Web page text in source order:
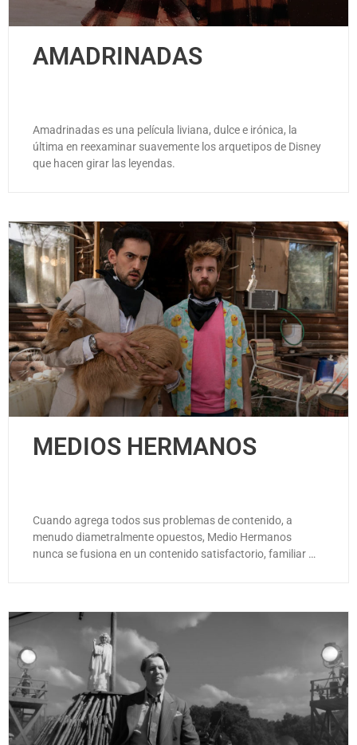
AMADRINADAS
Amadrinadas es una película liviana, dulce e irónica, la
última en reexaminar suavemente los arquetipos de Disney
que hacen girar las leyendas.
MEDIOS HERMANOS
Cuando agrega todos sus problemas de contenido, a
menudo diametralmente opuestos, Medio Hermanos
nunca se fusiona en un contenido satisfactorio, familiar …